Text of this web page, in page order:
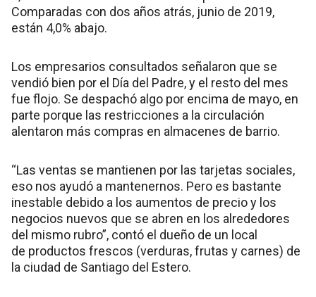
Comparadas con dos años atrás, junio de 2019,
están 4,0% abajo.
Los empresarios consultados señalaron que se
vendió bien por el Día del Padre, y el resto del mes
fue flojo. Se despachó algo por encima de mayo, en
parte porque las restricciones a la circulación
alentaron más compras en almacenes de barrio.
“Las ventas se mantienen por las tarjetas sociales,
eso nos ayudó a mantenernos. Pero es bastante
inestable debido a los aumentos de precio y los
negocios nuevos que se abren en los alrededores
del mismo rubro”, contó el dueño de un local
de productos frescos (verduras, frutas y carnes) de
la ciudad de Santiago del Estero.